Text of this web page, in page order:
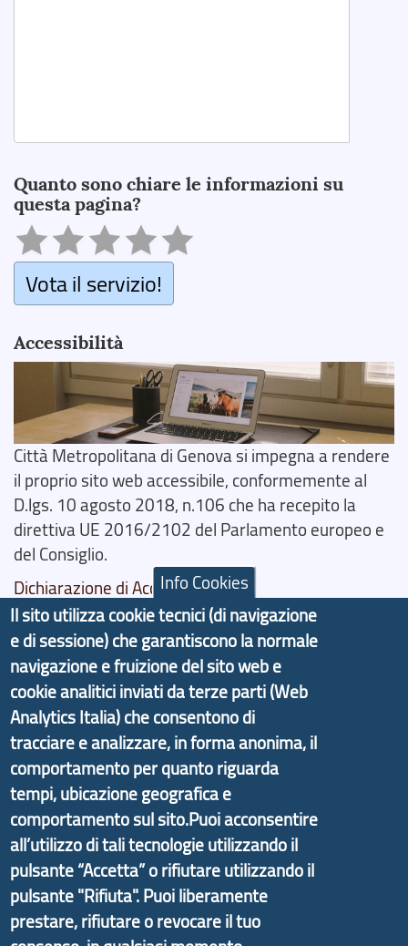
Quanto sono chiare le informazioni su
questa pagina?
Vota il servizio!
Accessibilità
Città Metropolitana di Genova si impegna a rendere
il proprio sito web accessibile, conformemente al
D.lgs. 10 agosto 2018, n.106 che ha recepito la
direttiva UE 2016/2102 del Parlamento europeo e
del Consiglio.
Dichiarazione di Accessibilità
Il progetto Aree Interne
Il portale di marketing territoriale e sviluppo locale
di Genova Città Metropolitana si è sviluppato a
partire dal progetto nazionale Aree Interne
promosso dal Dipartimento per lo Sviluppo
Economico e finalizzato al rilancio socio-economico
delle valli dell’entroterra. In particolare fornisce
informazioni ed aggiornamenti sulla
d'Area Antola-Tigullio, in collaborazione con Regione
Liguria ed ANCI Liguria.
Info Cookies
Il sito utilizza cookie tecnici (di navigazione
e di sessione) che garantiscono la normale
navigazione e fruizione del sito web e
cookie analitici inviati da terze parti (Web
Analytics Italia) che consentono di
tracciare e analizzare, in forma anonima, il
comportamento per quanto riguarda
tempi, ubicazione geografica e
comportamento sul sito.Puoi acconsentire
all’utilizzo di tali tecnologie utilizzando il
pulsante “Accetta” o rifiutare utilizzando il
pulsante "Rifiuta". Puoi liberamente
prestare, rifiutare o revocare il tuo